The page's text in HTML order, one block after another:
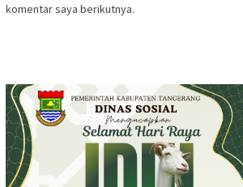
komentar saya berikutnya.